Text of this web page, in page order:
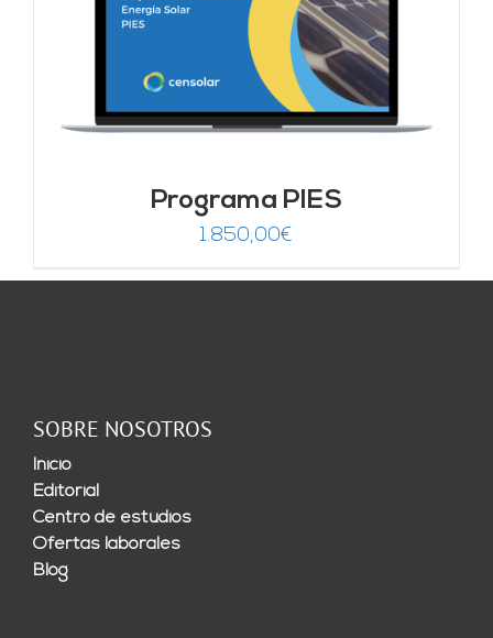
Programa PIES
1.850,00€
SOBRE NOSOTROS
Inicio
Editorial
Centro de estudios
Ofertas laborales
Blog